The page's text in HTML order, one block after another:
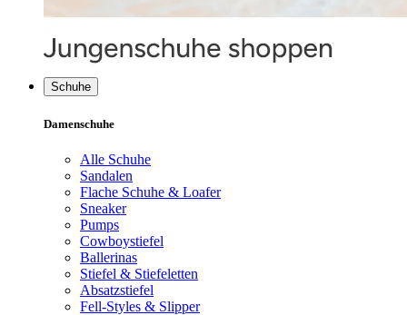
Schuhe
Damenschuhe
Alle Schuhe
Sandalen
Flache Schuhe & Loafer
Sneaker
Pumps
Cowboystiefel
Ballerinas
Stiefel & Stiefeletten
Absatzstiefel
Fell-Styles & Slipper